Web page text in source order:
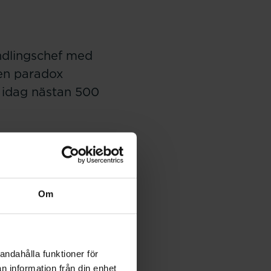
Om
funktioner för
information från din enhet
med
paradox
nästan 500
att
detta för en
Nederström:
i förhållande till
är arbetsmiljö, en
i det